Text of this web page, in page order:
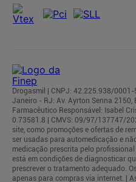
Drogasmil | CNPJ: 42.225.938/
Janeiro - RJ: Av. Ayrton Senna 2150,
Farmacêutico Responsável: Isabel
0.73581.8 | CMVS: 09/97/137747/
site, como promoções e ofertas de
ser usadas para automedicação e
medicação prescrita pelo
está em condições de diagnosticar
prescrever o tratamento adequado.
apenas para compras via internet. |